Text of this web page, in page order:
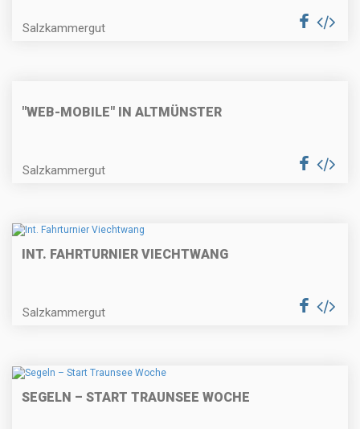
Salzkammergut
"WEB-MOBILE" IN ALTMÜNSTER
Salzkammergut
INT. FAHRTURNIER VIECHTWANG
Salzkammergut
SEGELN – START TRAUNSEE WOCHE